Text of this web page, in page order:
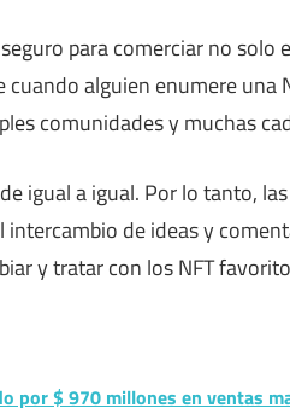
para comerciar no solo
alguien enumere una
comunidades y muchas
igual a igual. Por lo tanto,
de ideas y
y tratar con los NFT
por $ 970 millones en ventas